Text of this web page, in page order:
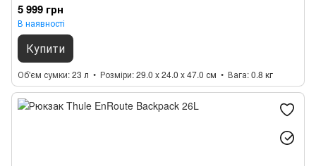
5 999 грн
В наявності
Купити
Об'єм сумки 23 л Розміри 29.0 x 24.0 x 47.0 см Вага 0.8 кг